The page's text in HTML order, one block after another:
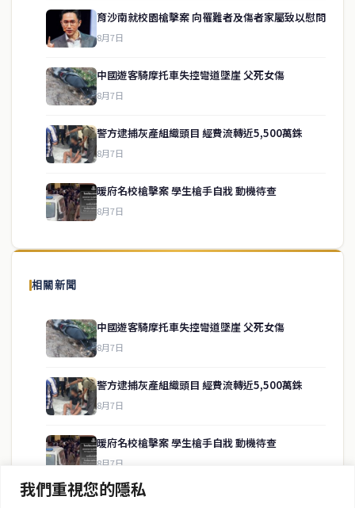
我們重視您的隱私
育沙南就校園槍擊案 向罹難者及傷者家屬致以慰問
8月7日
中國遊客騎摩托車失控彎道墜崖 父死女傷
8月7日
警方逮捕灰產組織頭目 經費流轉近5,500萬銖
8月7日
暖府名校槍擊案 學生槍手自戕 動機待查
8月7日
相關新聞
中國遊客騎摩托車失控彎道墜崖 父死女傷
8月7日
警方逮捕灰產組織頭目 經費流轉近5,500萬銖
8月7日
暖府名校槍擊案 學生槍手自戕 動機待查
8月7日
暖武里名校發生槍擊案 2死15傷
關於我們
泰國中文新聞（TCN）是一家總部設於曼谷的中文新聞媒體，致力於
供即時、客觀、多元的中文新聞內容。
房地產
service@thaichinesenews.com